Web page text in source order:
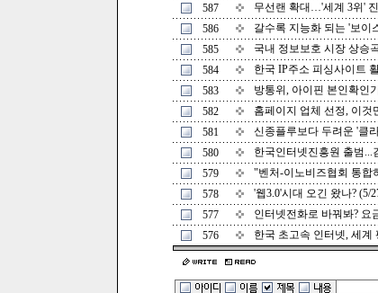
587 무선랜 확대…'세계 3위'
586 갈수록 지능화 되는 '보이
585 국내 정보보호 시장 상승
584 한국 IP주소 피싱사이트
583 방통위, 아이핀 본인확인
582 홈페이지 업체 선정, 이것
581 신종플루보다 두려운 '클
580 한국인터넷진흥원 출범...
579 "벤처-이노비즈협회 통합
578 '웹3.0'시대 오긴 왔나? (5/
577 인터넷전화로 바꿔봐? 요
576 한국 초고속 인터넷, 세계